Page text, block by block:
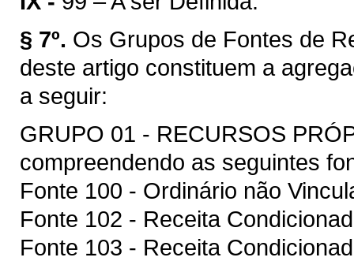
§ 7º. Os Grupos de Fontes de
deste artigo constituem a
a seguir:
GRUPO 01 - RECURSOS
compreendendo as seguintes
Fonte 100 - Ordinário não
Fonte 102 - Receita
Fonte 103 - Receita